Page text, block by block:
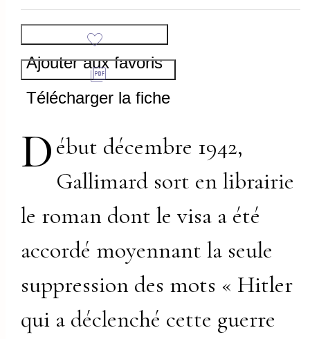
Ajouter aux favoris
Télécharger la fiche
Début décembre 1942,
Gallimard sort en librairie
le roman dont le visa a été
accordé moyennant la seule
suppression des mots « Hitler
qui a déclenché cette guerre